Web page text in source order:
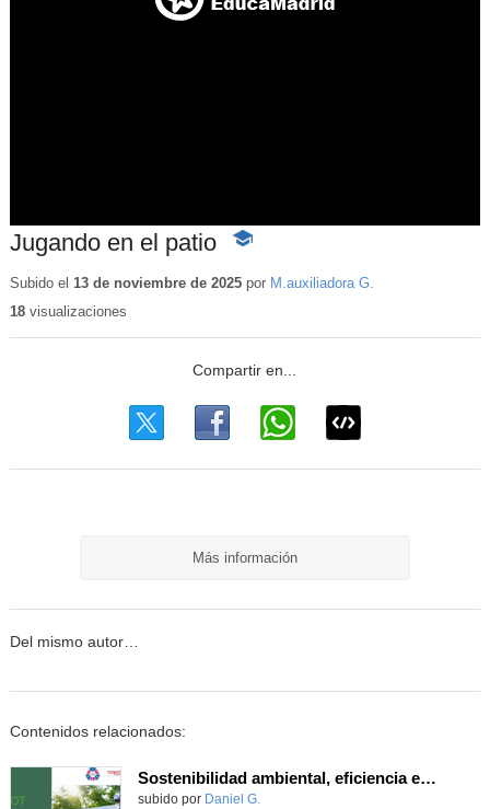
Jugando en el patio
-
educativo
Subido el 13 de noviembre de 2025por M.auxiliadora G.
18visualizaciones
Más información
Del mismo autor…
Contenidos relacionados:
Sostenibilidad ambiental, eficiencia energética y sistemas de producción inteligente para la industria 4.0
subido por Daniel G.